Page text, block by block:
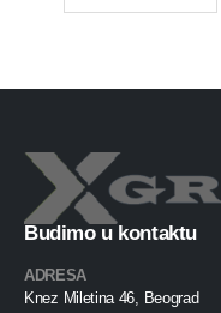
Budimo u kontaktu
ADRESA
Knez Miletina 46, Beograd